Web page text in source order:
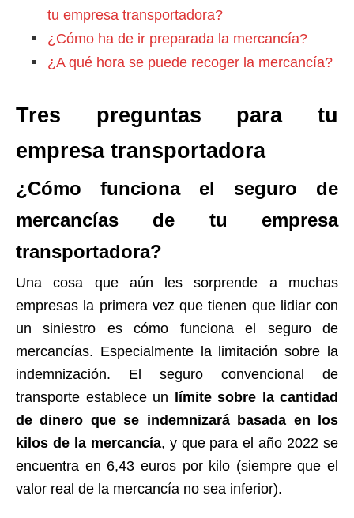
tu empresa transportadora?
¿Cómo ha de ir preparada la mercancía?
¿A qué hora se puede recoger la mercancía?
Tres preguntas para tu
empresa transportadora
¿Cómo funciona el seguro de
mercancías de tu empresa
transportadora?
Una cosa que aún les sorprende a muchas
empresas la primera vez que tienen que lidiar con
un siniestro es cómo funciona el seguro de
mercancías. Especialmente la limitación sobre la
indemnización. El seguro convencional de
transporte establece un límite sobre la cantidad
de dinero que se indemnizará basada en los
kilos de la mercancía, y que para el año 2022 se
encuentra en 6,43 euros por kilo (siempre que el
valor real de la mercancía no sea inferior).